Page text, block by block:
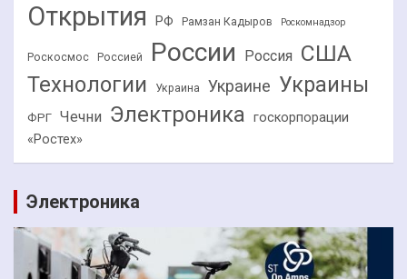
Открытия РФ Рамзан Кадыров Роскомнадзор
Роскосмос Россией России Россия США
Технологии Украина Украине Украины
ФРГ Чечни Электроника госкорпорации
«Ростех»
Электроника